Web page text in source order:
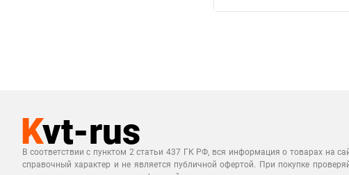
В соответствии с пунктом 2 статьи 437 ГК РФ, вся информация о товарах на
справочный характер и не является публичной офертой. При покупке